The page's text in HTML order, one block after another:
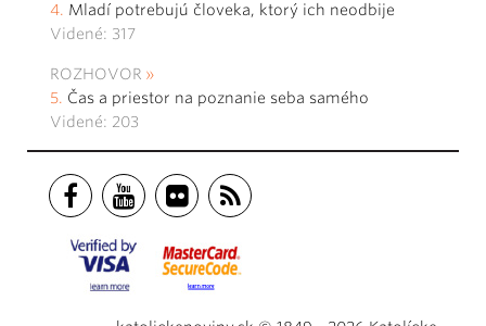
Mladí potrebujú človeka, ktorý ich neodbije
Videné: 317
ROZHOVOR
Čas a priestor na poznanie seba samého
Videné: 203